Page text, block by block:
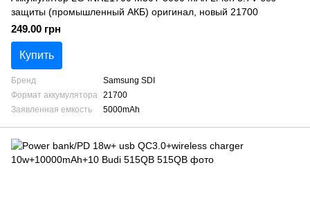
защиты (промышленный АКБ) оригинал, новый 21700
249.00 грн
Купить
Бренд
Samsung SDI
Формат аккумулятора 21700
Заявленная емкость
5000mAh